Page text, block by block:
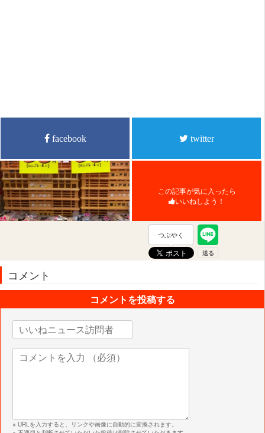
facebook twitter
この記事が気に入ったら
いいねしよう！
つぶやく
コメント
コメントを投稿する
※ URLを入力すると、リンクや画像に自動的に変換されます。